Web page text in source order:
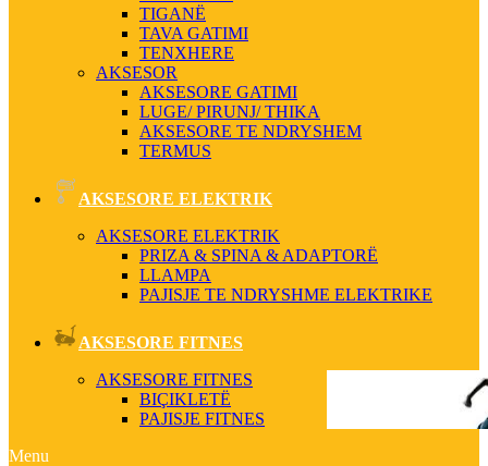
TIGANË
TAVA GATIMI
TENXHERE
AKSESOR
AKSESORE GATIMI
LUGE/ PIRUNJ/ THIKA
AKSESORE TE NDRYSHEM
TERMUS
AKSESORE ELEKTRIK
AKSESORE ELEKTRIK
PRIZA & SPINA & ADAPTORË
LLAMPA
PAJISJE TE NDRYSHME ELEKTRIKE
AKSESORE FITNES
AKSESORE FITNES
BIÇIKLETË
PAJISJE FITNES
Menu